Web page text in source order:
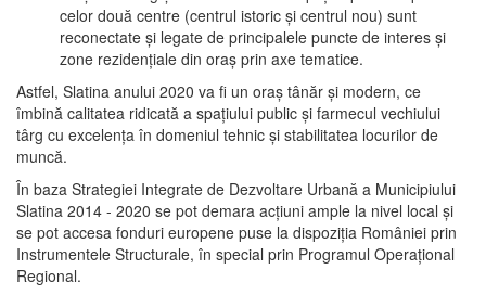
celor două centre (centrul istoric şi centrul nou) sunt
reconectate şi legate de principalele puncte de interes şi
zone rezidenţiale din oraş prin axe tematice.
Astfel, Slatina anului 2020 va fi un oraş tânăr şi modern, ce
îmbină calitatea ridicată a spaţiului public şi farmecul vechiului
târg cu excelenţa în domeniul tehnic şi stabilitatea locurilor de
muncă.
În baza Strategiei Integrate de Dezvoltare Urbană a Municipiului
Slatina 2014 - 2020 se pot demara acţiuni ample la nivel local şi
se pot accesa fonduri europene puse la dispoziţia României prin
Instrumentele Structurale, în special prin Programul Operațional
Regional.